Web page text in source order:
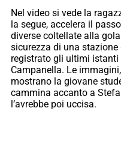
Nel video si vede la
la segue, accelera il
diverse coltellate alla
sicurezza di una
registrato gli ultimi istanti
Campanella. Le
mostrano la giovane
cammina accanto a
l’avrebbe poi uccisa.